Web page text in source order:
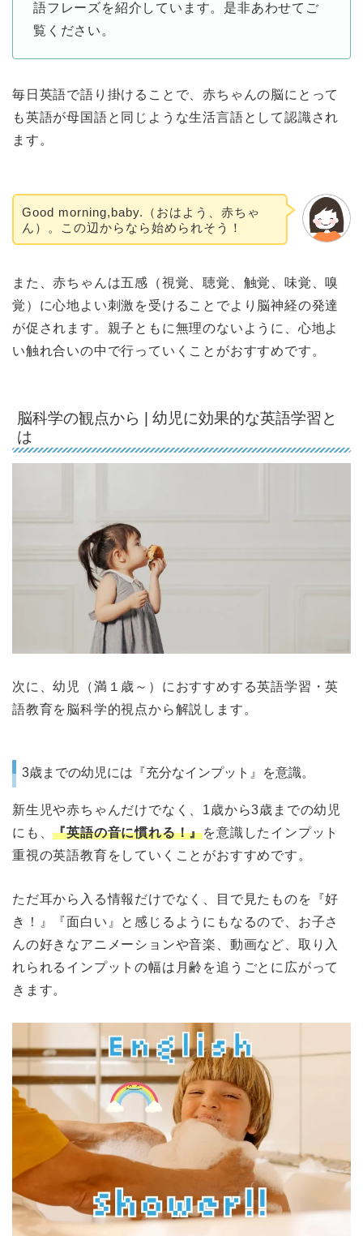
語フレーズを紹介しています。是非あわせてご
覧ください。
毎日英語で語り掛けることで、赤ちゃんの脳にとって
も英語が母国語と同じような生活言語として認識され
ます。
Good morning,baby.（おはよう、赤ちゃ
ん）。この辺からなら始められそう！
また、赤ちゃんは五感（視覚、聴覚、触覚、味覚、嗅
覚）に心地よい刺激を受けることでより脳神経の発達
が促されます。親子ともに無理のないように、心地よ
い触れ合いの中で行っていくことがおすすめです。
脳科学の観点から | 幼児に効果的な英語学習と
は
次に、幼児（満１歳～）におすすめする英語学習・英
語教育を脳科学的視点から解説します。
3歳までの幼児には『充分なインプット』を意識。
新生児や赤ちゃんだけでなく、1歳から3歳までの幼児
にも、『英語の音に慣れる！』を意識したインプット
重視の英語教育をしていくことがおすすめです。
ただ耳から入る情報だけでなく、目で見たものを『好
き！』『面白い』と感じるようにもなるので、お子さ
んの好きなアニメーションや音楽、動画など、取り入
れられるインプットの幅は月齢を追うごとに広がって
きます。